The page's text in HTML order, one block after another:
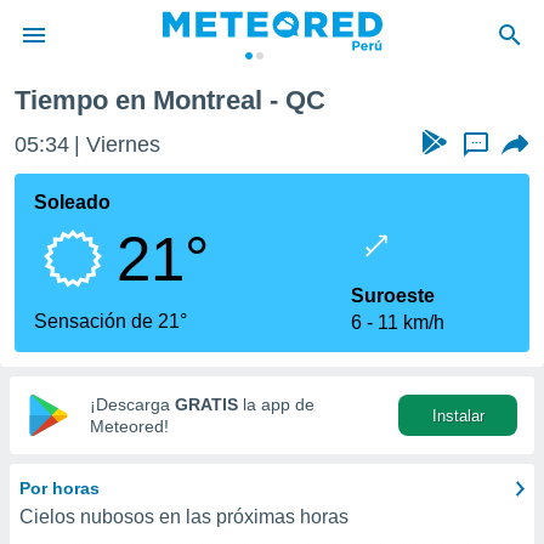
de
ha sido
calidad.
a este
las
y
digital
basada
Tiempo en Montreal - QC
05:34 Viernes ...
Soleado
21°
Sensación de 21°
Suroeste
6
11 km/h
¡Descarga GRATIS la app de
Meteored!
Instalar
Por horas
Cielos nubosos en las próximas horas